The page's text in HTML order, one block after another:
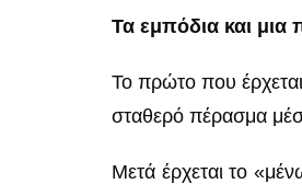
Τα εμπόδια και μια
Το πρώτο που
σταθερό πέρασμα
Μετά έρχεται το